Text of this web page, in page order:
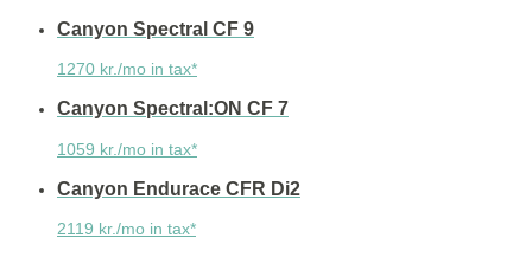
Canyon Spectral CF 9
1270 kr./mo in tax*
Canyon Spectral:ON CF 7
1059 kr./mo in tax*
Canyon Endurace CFR Di2
2119 kr./mo in tax*